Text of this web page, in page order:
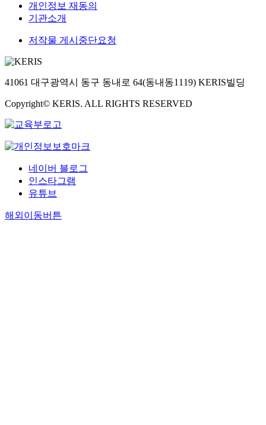
개인정보 재동의
기관소개
저작물 게시중단요청
41061 대구광역시 동구 동내로 64(동내동1119) KERIS빌딩
Copyright© KERIS. ALL RIGHTS RESERVED
네이버 블로그
인스타그램
유튜브
해외이동버튼